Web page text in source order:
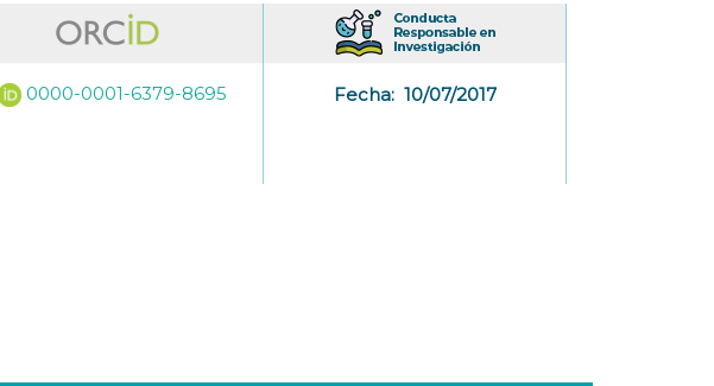
0000-0001-6379-8695 Fecha: 10/07/2017